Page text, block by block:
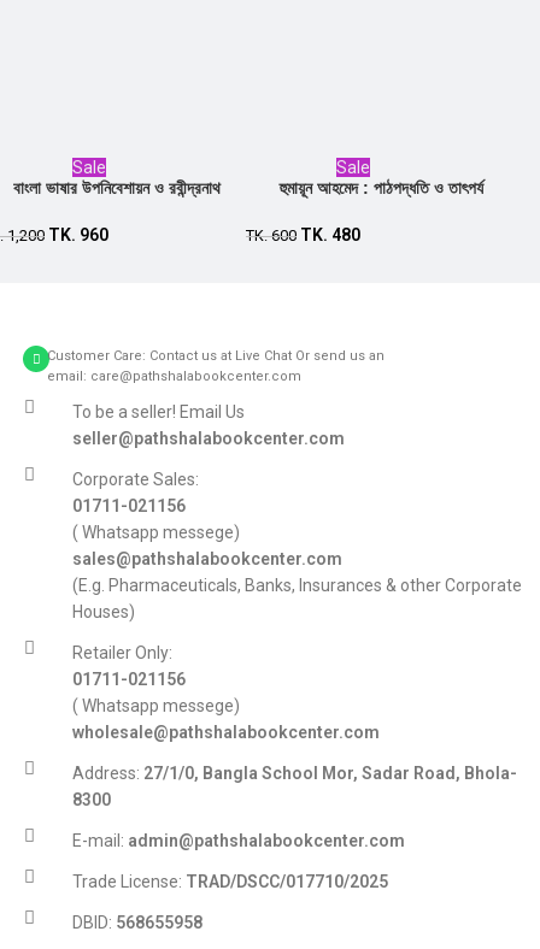
Sale
বাংলা ভাষার উপনিবেশায়ন ও রবীন্দ্রনাথ
1,200 TK. 960
Sale
হুমায়ূন আহমেদ : পাঠপদ্ধতি ও তাৎপর্য
TK.600 TK. 480
Customer Care: Contact us at Live Chat Or send us an
email: care@pathshalabookcenter.com
To be a seller! Email Us
seller@pathshalabookcenter.com
Corporate Sales:
01711-021156
( Whatsapp messege)
sales@pathshalabookcenter.com
(E.g. Pharmaceuticals, Banks, Insurances & other Corporate
Houses)
Retailer Only:
01711-021156
( Whatsapp messege)
wholesale@pathshalabookcenter.com
Address: 27/1/0, Bangla School Mor, Sadar Road, Bhola-
8300
E-mail: admin@pathshalabookcenter.com
Trade License: TRAD/DSCC/017710/2025
DBID: 568655958